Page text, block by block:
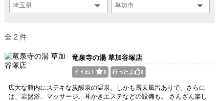
全 2 件
竜泉寺の湯 草加谷塚店
イイね！ 0 行ったよ 0
広大な館内にステキな炭酸泉の温泉、しかも露天風呂ありで、さらに
は、岩盤浴、マッサージ、耳かきエステなどの設備も。 さんざん楽し